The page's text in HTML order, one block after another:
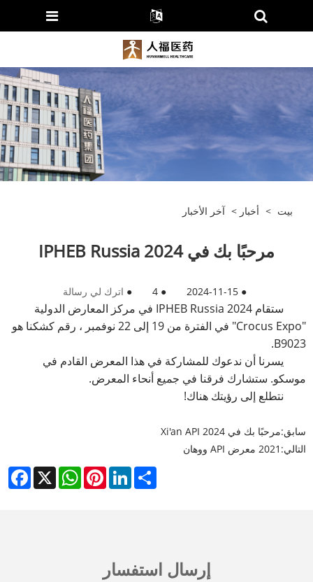
بيت > أخبار > آخر الأخبار
مرحبًا بك في IPHEB Russia 2024
●
2024-11-15
●
4
● اترك لي رسالة
ستقام IPHEB Russia 2024 في مركز المعارض الدولية
"Crocus Expo" في الفترة من 19 إلى 22 نوفمبر ، رقم كشكنا هو
B9023.
يسرنا أن ندعوك للمشاركة في هذا المعرض القادم في
موسكو. ستشارك فرقنا في جميع أنحاء المعرض.
نتطلع إلى رؤيتك هناك!
سابق:مرحبًا بك في Xi'an API 2024
التالي: 2021 معرض API ووهان
X
WhatsAppPinterestLinkedInShare
إرسال استفسار